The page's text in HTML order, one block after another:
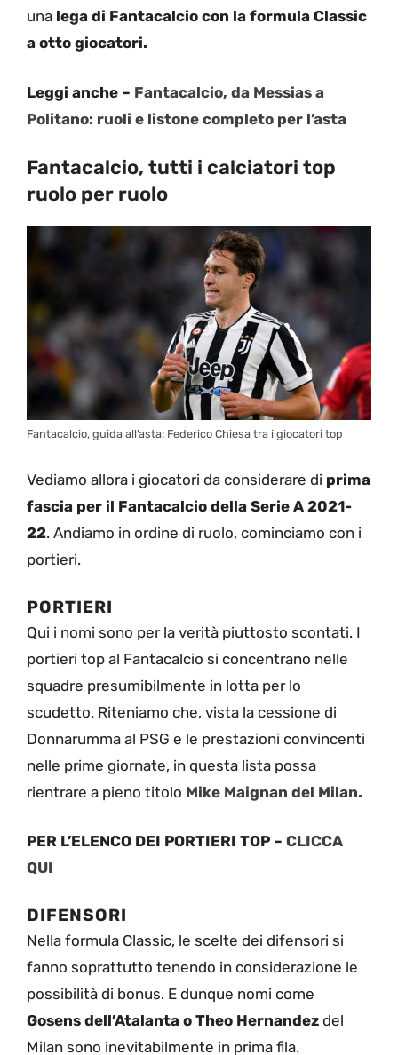
una lega di Fantacalcio con la formula Classic
a otto giocatori.
Leggi anche – Fantacalcio, da Messias a
Politano: ruoli e listone completo per l’asta
Fantacalcio, tutti i calciatori top
ruolo per ruolo
Fantacalcio, guida all’asta: Federico Chiesa tra i giocatori top
Vediamo allora i giocatori da considerare di prima
fascia per il Fantacalcio della Serie A 2021-
22. Andiamo in ordine di ruolo, cominciamo con i
portieri.
PORTIERI
Qui i nomi sono per la verità piuttosto scontati. I
portieri top al Fantacalcio si concentrano nelle
squadre presumibilmente in lotta per lo
scudetto. Riteniamo che, vista la cessione di
Donnarumma al PSG e le prestazioni convincenti
nelle prime giornate, in questa lista possa
rientrare a pieno titolo Mike Maignan del Milan.
PER L’ELENCO DEI PORTIERI TOP – CLICCA
QUI
DIFENSORI
Nella formula Classic, le scelte dei difensori si
fanno soprattutto tenendo in considerazione le
possibilità di bonus. E dunque nomi come
Gosens dell’Atalanta o Theo Hernandez del
Milan sono inevitabilmente in prima fila.